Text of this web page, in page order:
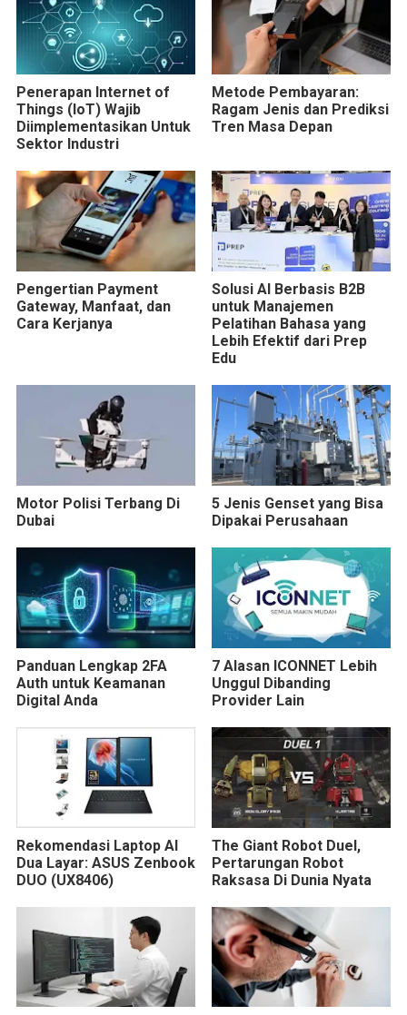
Penerapan Internet of
Things (IoT) Wajib
Diimplementasikan Untuk
Sektor Industri
Metode Pembayaran:
Ragam Jenis dan Prediksi
Tren Masa Depan
Pengertian Payment
Gateway, Manfaat, dan
Cara Kerjanya
Solusi AI Berbasis B2B
untuk Manajemen
Pelatihan Bahasa yang
Lebih Efektif dari Prep
Edu
Motor Polisi Terbang Di
Dubai
5 Jenis Genset yang Bisa
Dipakai Perusahaan
Panduan Lengkap 2FA
Auth untuk Keamanan
Digital Anda
7 Alasan ICONNET Lebih
Unggul Dibanding
Provider Lain
Rekomendasi Laptop AI
Dua Layar: ASUS Zenbook
DUO (UX8406)
The Giant Robot Duel,
Pertarungan Robot
Raksasa Di Dunia Nyata